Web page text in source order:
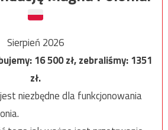
Sierpień 2026
16 500zł, zebraliśmy:1351
zł.
niezbędne dla funkcjonowania